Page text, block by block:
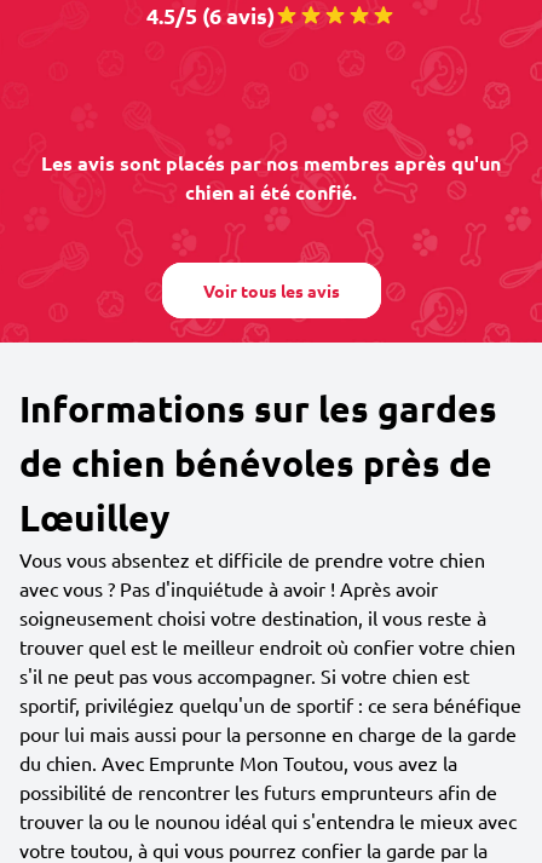
4.5/5 (6 avis)
Les avis sont placés par nos membres après qu'un
chien ai été confié.
Voir tous les avis
Informations sur les gardes
de chien bénévoles près de
Lœuilley
Vous vous absentez et difficile de prendre votre chien
avec vous ? Pas d'inquiétude à avoir ! Après avoir
soigneusement choisi votre destination, il vous reste à
trouver quel est le meilleur endroit où confier votre chien
s'il ne peut pas vous accompagner. Si votre chien est
sportif, privilégiez quelqu'un de sportif : ce sera bénéfique
pour lui mais aussi pour la personne en charge de la garde
du chien. Avec Emprunte Mon Toutou, vous avez la
possibilité de rencontrer les futurs emprunteurs afin de
trouver la ou le nounou idéal qui s'entendra le mieux avec
votre toutou, à qui vous pourrez confier la garde par la